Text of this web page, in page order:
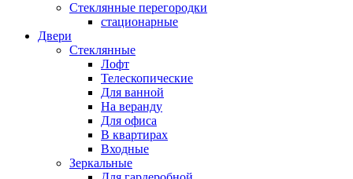
Стеклянные перегородки
стационарные
Двери
Стеклянные
Лофт
Телескопические
Для ванной
На веранду
Для офиса
В квартирах
Входные
Зеркальные